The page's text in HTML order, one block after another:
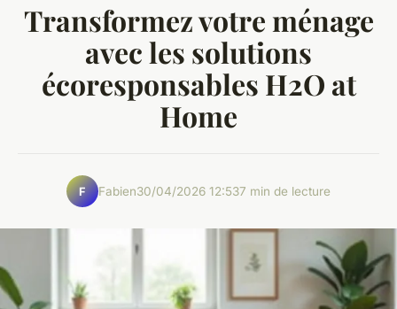
Transformez votre ménage
avec les solutions
écoresponsables H2O at
Home
F Fabien30/04/2026 12:537 min de lecture